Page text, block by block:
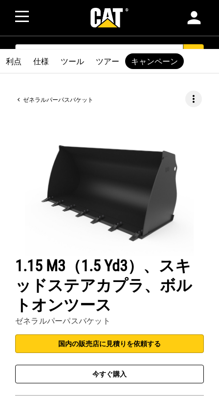
person
SEARCH
ゼネラルパーパスバケット more_vert
1.15 M3（1.5 Yd3）、スキ
ッドステアカプラ、ボル
トオンツース
ゼネラルパーパスバケット
国内の販売店に見積りを依頼する
今すぐ購入
利点 仕様 ツール ツアー キャンペーン